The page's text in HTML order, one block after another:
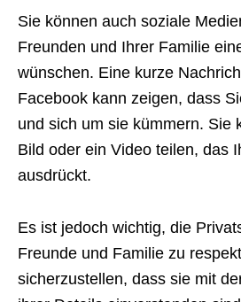
Sie können auch soziale
Freunden und Ihrer Familie
wünschen. Eine kurze
Facebook kann zeigen, dass
und sich um sie kümmern. Sie
Bild oder ein Video teilen, das
ausdrückt.
Es ist jedoch wichtig, die
Freunde und Familie zu
sicherzustellen, dass sie mit